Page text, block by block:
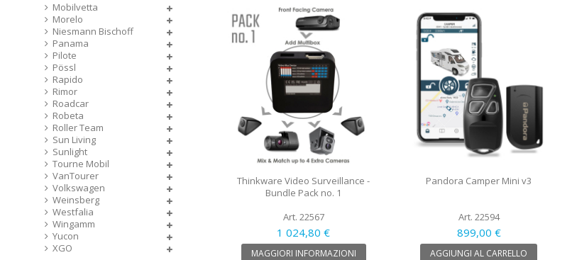
Thinkware Video Surveillance -
Bundle Pack no. 1
Art. 22567
1 024,80 €
MAGGIORI INFORMAZIONI
Pandora Camper Mini v3
Art. 22594
899,00 €
AGGIUNGI AL CARRELLO
Mobilvetta
Morelo
Niesmann Bischoff
Panama
Pilote
Pössl
Rapido
Rimor
Roadcar
Robeta
Roller Team
Sun Living
Sunlight
Tourne Mobil
VanTourer
Volkswagen
Weinsberg
Westfalia
Wingamm
Yucon
XGO